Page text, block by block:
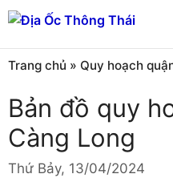
Chuyển
đến
nội
dung
Trang chủ » Quy hoạch
Bản đồ quy
Càng Long
Thứ Bảy, 13/04/2024